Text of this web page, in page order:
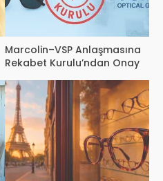
Marcolin–VSP Anlaşmasına
Rekabet Kurulu’ndan Onay